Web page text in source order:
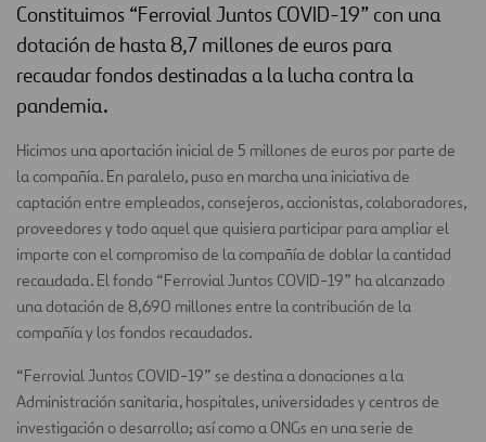
Constituimos “Ferrovial Juntos COVID-19” con una
dotación de hasta 8,7 millones de euros para
recaudar fondos destinadas a la lucha contra la
pandemia.
Hicimos una aportación inicial de 5 millones de euros por parte de
la compañía. En paralelo, puso en marcha una iniciativa de
captación entre empleados, consejeros, accionistas, colaboradores,
proveedores y todo aquel que quisiera participar para ampliar el
importe con el compromiso de la compañía de doblar la cantidad
recaudada. El fondo “Ferrovial Juntos COVID-19” ha alcanzado
una dotación de 8,690 millones entre la contribución de la
compañía y los fondos recaudados.
“Ferrovial Juntos COVID-19” se destina a donaciones a la
Administración sanitaria, hospitales, universidades y centros de
investigación o desarrollo; así como a ONGs en una serie de